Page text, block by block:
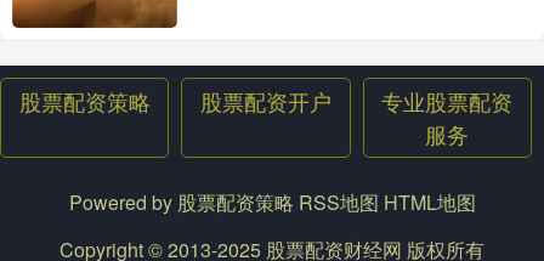
股票配资策略 股票配资开户
专业股票配资
服务
Powered by 股票配资策略 RSS地图 HTML地图
Copyright© 2013-2025 股票配资财经网 版权所有